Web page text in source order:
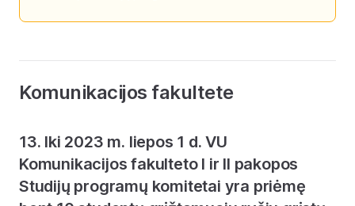
Komunikacijos fakultete
13. Iki 2023 m. liepos 1 d. VU
Komunikacijos fakulteto I ir II pakopos
Studijų programų komitetai yra priėmę